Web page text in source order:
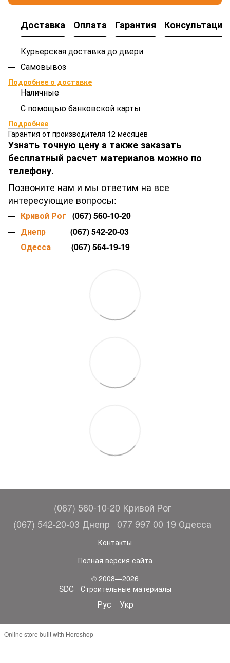
Доставка Оплата Гарантия Консультация
Курьерская доставка до двери
Самовывоз
Подробнее о доставке
Наличные
С помощью банковской карты
Подробнее
Гарантия от производителя 12 месяцев
Узнать точную цену а также заказать
бесплатный расчет материалов можно по
телефону.
Позвоните нам и мы ответим на все
интересующие вопросы:
Кривой Рог (067) 560-10-20
Днепр (067) 542-20-03
Одесса (067) 564-19-19
(067) 560-10-20 Кривой Рог
(067) 542-20-03 Днепр
077 997 00 19 Одесса
Контакты
Полная версия сайта
© 2008—2026
SDC - Строительные материалы
Рус Укр
Online store built with Horoshop